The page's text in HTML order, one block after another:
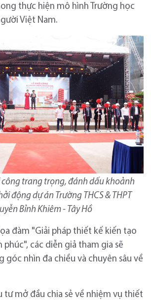
thực hiện mô hình Trường học
Việt Nam.
trang trọng, đánh dấu khoảnh
động dự án Trường THCS & THPT
Bỉnh Khiêm - Tây Hồ
đàm "Giải pháp thiết kế kiến tạo
các diễn giả tham gia sẽ
góc nhìn đa chiều và chuyên sâu về
tư mở đầu chia sẻ về nhiệm vụ thiết